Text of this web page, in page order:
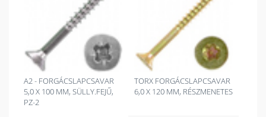
A2 - FORGÁCSLAPCSAVAR
5,0 X 100 MM, SÜLLY.FEJŰ,
PZ-2
TORX FORGÁCSLAPCSAVAR
6,0 X 120 MM, RÉSZMENETES